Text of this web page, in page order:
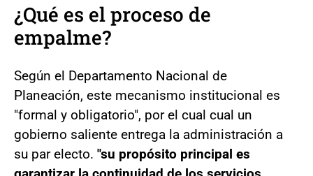
¿Qué es el proceso de
empalme?
Según el Departamento Nacional de
Planeación, este mecanismo institucional es
"formal y obligatorio", por el cual cual un
gobierno saliente entrega la administración a
su par electo. "su propósito principal es